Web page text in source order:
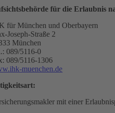
für die Erlaubnis
für München und Oberbayern
Joseph-Straße 2
München
089/5116-0
089/5116-1306
muenchen.de
mit einer